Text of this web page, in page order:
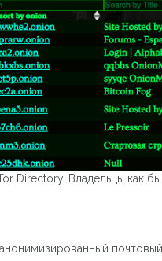
Directory. Владельцы как